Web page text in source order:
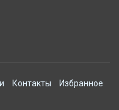
Контакты
Избранное